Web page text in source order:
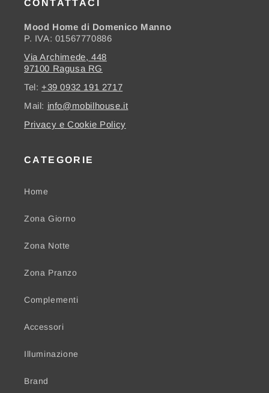
CONTATTACI
Mood Home di Domenico Manno
P. IVA: 01567770886
Via Archimede, 448
97100 Ragusa RG
Tel: +39 0932 191 2717
Mail: info@mobilhouse.it
Privacy e Cookie Policy
CATEGORIE
Home
Zona Giorno
Zona Notte
Zona Pranzo
Complementi
Accessori
Illuminazione
Brand